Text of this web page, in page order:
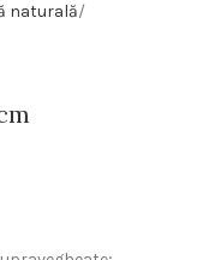
naturală